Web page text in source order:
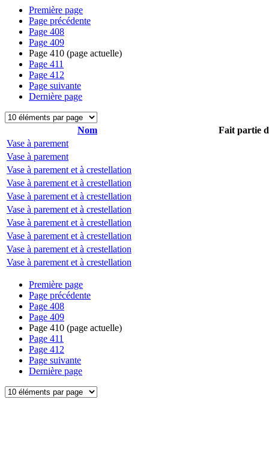
Première page
Page précédente
Page 408
Page 409
Page 410 (page actuelle)
Page 411
Page 412
Page suivante
Dernière page
Nom
Fait partie
Vase à parement
Vase à parement
Vase à parement et à crestellation
Vase à parement et à crestellation
Vase à parement et à crestellation
Vase à parement et à crestellation
Vase à parement et à crestellation
Vase à parement et à crestellation
Vase à parement et à crestellation
Vase à parement et à crestellation
Première page
Page précédente
Page 408
Page 409
Page 410 (page actuelle)
Page 411
Page 412
Page suivante
Dernière page